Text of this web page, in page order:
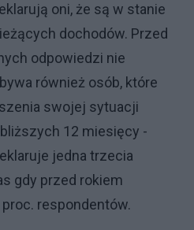
oni, że są w stanie
dochodów. Przed
odpowiedzi nie
również osób, które
swojej sytuacji
12 miesięcy -
jedna trzecia
gdy przed rokiem
respondentów.